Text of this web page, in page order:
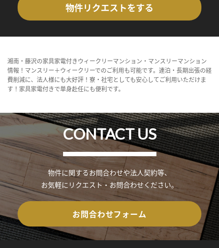
物件リクエストをする
湘南・藤沢の家具家電付きウィークリーマンション・マンスリーマンション
情報！マンスリー＋ウィークリーでのご利用も可能です。連泊・長期出張の経
費削減に、法人様にも大好評！寮・社宅としても安心してご利用いただけま
す！家具家電付きで単身赴任にも便利です。
CONTACT US
物件に関するお問合わせや法人契約等、
お気軽にリクエスト・お問合わせください。
お問合わせフォーム